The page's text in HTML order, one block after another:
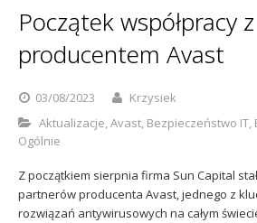
Początek współpracy z
producentem Avast
03/08/2023
Krzysiek
Aktualizacje,Avast, Bezpieczeństwo IT,
Ogólnie
Z początkiem sierpnia firma Sun Capital
partnerów producenta Avast, jednego z
rozwiązań antywirusowych na całym